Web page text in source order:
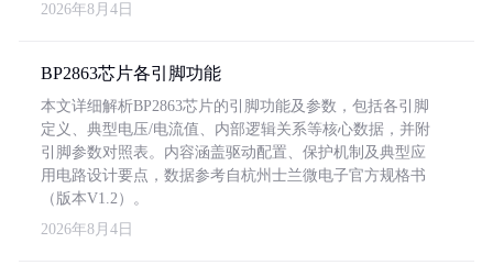
2026年8月4日
BP2863芯片各引脚功能
本文详细解析BP2863芯片的引脚功能及参数，包括各引脚
定义、典型电压/电流值、内部逻辑关系等核心数据，并附
引脚参数对照表。内容涵盖驱动配置、保护机制及典型应
用电路设计要点，数据参考自杭州士兰微电子官方规格书
（版本V1.2）。
2026年8月4日